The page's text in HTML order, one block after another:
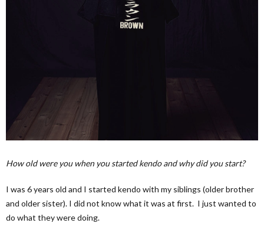
How old were you when you started kendo and why did you start?
I was 6 years old and I started kendo with my siblings (older brother
and older sister). I did not know what it was at first. I just wanted to
do what they were doing.